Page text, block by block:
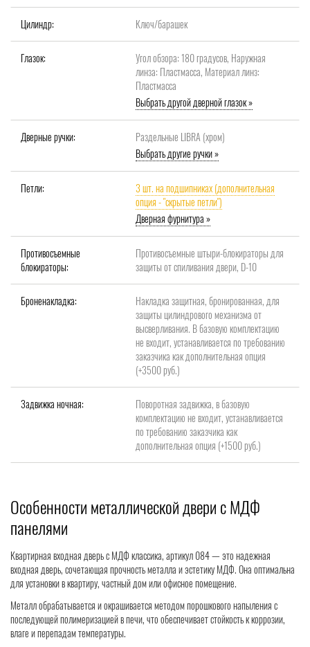
Цилиндр: Ключ/барашек
Глазок:
Угол обзора: 180 градусов, Наружная
линза: Пластмасса, Материал линз:
Пластмасса
Выбрать другой дверной глазок »
Дверные ручки:
Раздельные LIBRA (хром)
Выбрать другие ручки »
Петли:
3 шт. на подшипниках (дополнительная
опция - "скрытые петли")
Дверная фурнитура »
Противосъемные
блокираторы:
Противосъемные штыри-блокираторы для
защиты от спиливания двери, D-10
Броненакладка:
Накладка защитная, бронированная, для
защиты цилиндрового механизма от
высверливания. В базовую комплектацию
не входит, устанавливается по требованию
заказчика как дополнительная опция
(+3500 руб.)
Задвижка ночная:
Поворотная задвижка, в базовую
комплектацию не входит, устанавливается
по требованию заказчика как
дополнительная опция (+1500 руб.)
Особенности металлической двери с МДФ
панелями
Квартирная входная дверь с МДФ классика, артикул 084 — это надежная
входная дверь, сочетающая прочность металла и эстетику МДФ. Она оптимальна
для установки в квартиру, частный дом или офисное помещение.
Металл обрабатывается и окрашивается методом порошкового напыления с
последующей полимеризацией в печи, что обеспечивает стойкость к коррозии,
влаге и перепадам температуры.